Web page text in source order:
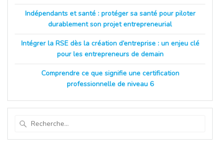
Indépendants et santé : protéger sa santé pour piloter
durablement son projet entrepreneurial
Intégrer la RSE dès la création d’entreprise : un enjeu clé
pour les entrepreneurs de demain
Comprendre ce que signifie une certification
professionnelle de niveau 6
: